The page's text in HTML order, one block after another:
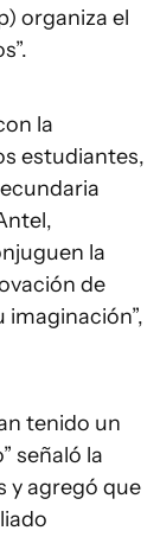
organiza el
la
estudiantes,
la
de
imaginación”,
tenido un
señaló la
y agregó que